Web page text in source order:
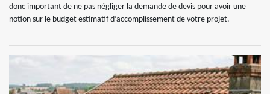
donc important de ne pas négliger la demande de devis pour avoir une
notion sur le budget estimatif d’accomplissement de votre projet.